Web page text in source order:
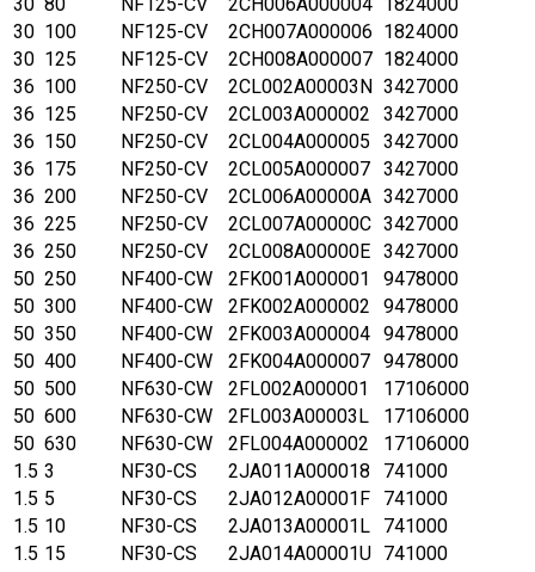
30 100 NF125-CV 2CH007A000006 1824000
30 125 NF125-CV 2CH008A000007 1824000
36 100 NF250-CV 2CL002A00003N 3427000
36 125 NF250-CV 2CL003A000002
3427000
36 150 NF250-CV 2CL004A000005
3427000
36 175 NF250-CV 2CL005A000007 3427000
36 200 NF250-CV 2CL006A00000A 3427000
36 225 NF250-CV 2CL007A00000C 3427000
36 250 NF250-CV 2CL008A00000E 3427000
50 250 NF400-CW 2FK001A000001
9478000
50 300 NF400-CW 2FK002A000002
9478000
50 350 NF400-CW 2FK003A000004 9478000
50 400 NF400-CW 2FK004A000007 9478000
50 500 NF630-CW 2FL002A000001
17106000
50 600 NF630-CW 2FL003A00003L
17106000
50 630 NF630-CW 2FL004A000002
17106000
1.5 3 NF30-CS 2JA011A000018
741000
1.5 5 NF30-CS 2JA012A00001F
741000
1.5 10 NF30-CS 2JA013A00001L
741000
1.5 15 NF30-CS 2JA014A00001U 741000